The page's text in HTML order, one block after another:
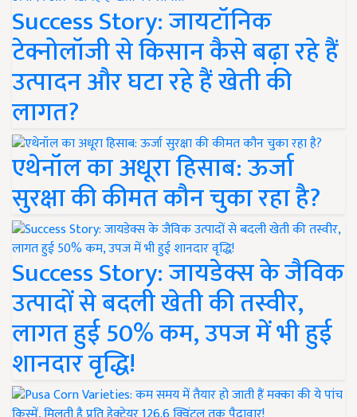
Success Story: जायटॉनिक
टेक्नोलॉजी से किसान कैसे बढ़ा रहे हैं
उत्पादन और घटा रहे हैं खेती की
लागत?
एथेनॉल का अधूरा हिसाब: ऊर्जा
सुरक्षा की कीमत कौन चुका रहा है?
Success Story: जायडेक्स के जैविक
उत्पादों से बदली खेती की तस्वीर,
लागत हुई 50% कम, उपज में भी हुई
शानदार वृद्धि!